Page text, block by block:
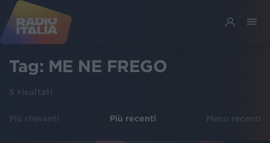
Tag: ME NE FREGO
5 risultati
Più rilevanti Più recenti Meno recenti